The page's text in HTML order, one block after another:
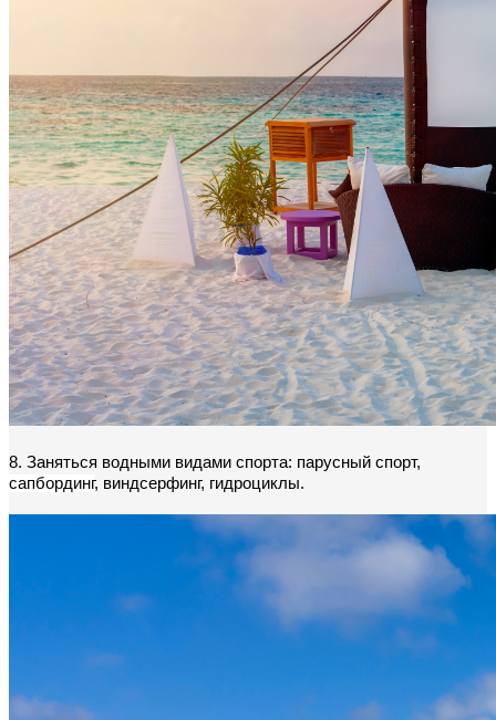
сапбординг, виндсерфинг, гидроциклы.